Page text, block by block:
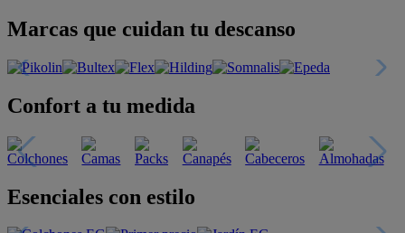
Marcas que cuidan tu descanso
Confort a tu medida
Esenciales con estilo